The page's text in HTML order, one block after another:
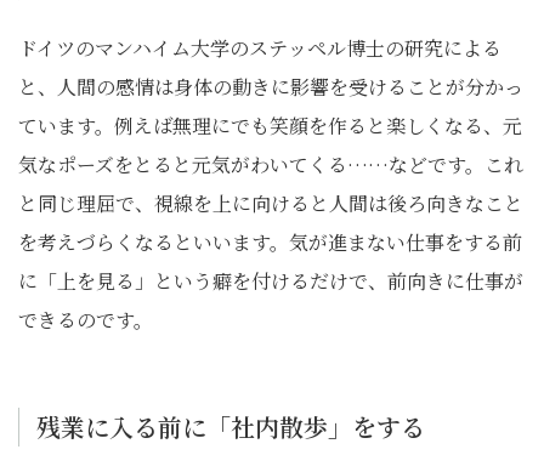
ドイツのマンハイム大学のステッペル博士の研究による
と、人間の感情は身体の動きに影響を受けることが分かっ
ています。例えば無理にでも笑顔を作ると楽しくなる、元
気なポーズをとると元気がわいてくる……などです。これ
と同じ理屈で、視線を上に向けると人間は後ろ向きなこと
を考えづらくなるといいます。気が進まない仕事をする前
に「上を見る」という癖を付けるだけで、前向きに仕事が
できるのです。
残業に入る前に「社内散歩」をする